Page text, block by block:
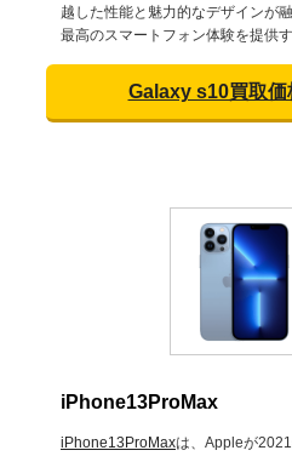
越した性能と魅力的なデザインが
最高のスマートフォン体験を提供す
Galaxy s10買取価
iPhone13ProMax
iPhone13ProMaxは、Appleが